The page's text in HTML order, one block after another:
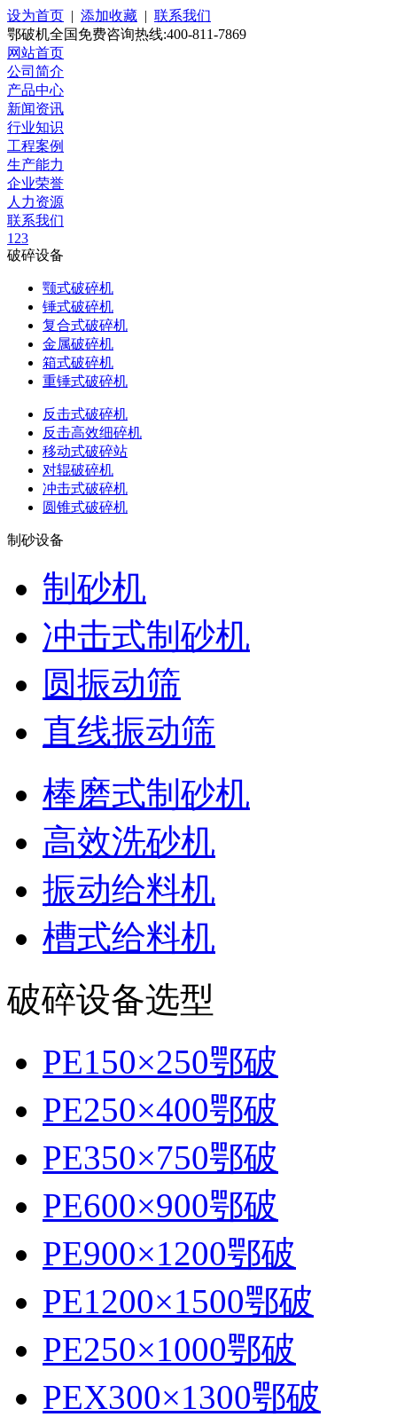
设为首页 | 添加收藏 | 联系我们
鄂破机全国免费咨询热线:400-811-7869
网站首页
公司简介
产品中心
新闻资讯
行业知识
工程案例
生产能力
企业荣誉
人力资源
联系我们
1 23
破碎设备
颚式破碎机
锤式破碎机
复合式破碎机
金属破碎机
箱式破碎机
重锤式破碎机
反击式破碎机
反击高效细碎机
移动式破碎站
对辊破碎机
冲击式破碎机
圆锥式破碎机
制砂设备
制砂机
冲击式制砂机
圆振动筛
直线振动筛
棒磨式制砂机
高效洗砂机
振动给料机
槽式给料机
破碎设备选型
PE150×250鄂破
PE250×400鄂破
PE350×750鄂破
PE600×900鄂破
PE900×1200鄂破
PE1200×1500鄂破
PE250×1000鄂破
PEX300×1300鄂破